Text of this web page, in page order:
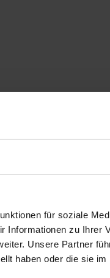
für soziale
Informationen zu Ihrer
Unsere Partner
haben oder die sie